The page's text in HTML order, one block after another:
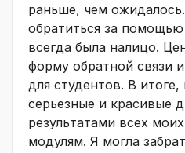
раньше, чем
обратиться за
всегда была налицо.
форму обратной связи
для студентов. В
серьезные и красивые
результатами всех
модулям. Я могла